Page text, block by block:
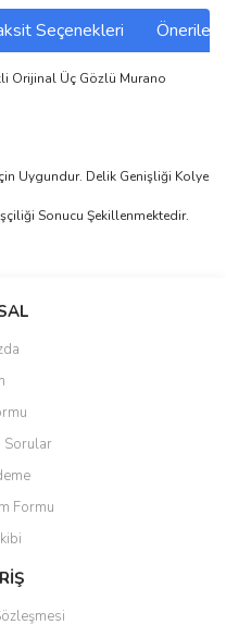
Seçenekleri
Orijinal Üç Gözlü Murano
Uygundur. Delik Genişliği Kolye
Sonucu Şekillenmektedir.
siz yapın!
olmalı.
Sorular
Formu